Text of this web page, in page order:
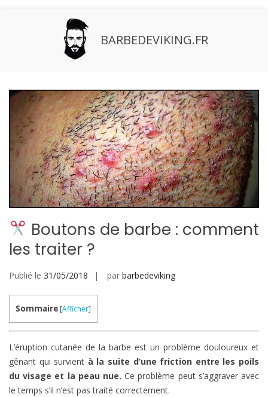
BARBEDEVIKING.FR
Afficher
le
formulaire
de
recherche
pour
Boutons de barbe : comment
les traiter ?
Publié le 31/05/2018 par barbedeviking
Sommaire [Afficher]
L’éruption cutanée de la barbe est un problème douloureux et
gênant qui survient à la suite d’une friction entre les poils
du visage et la peau nue. Ce problème peut s’aggraver avec
le temps s’il n’est pas traité correctement.